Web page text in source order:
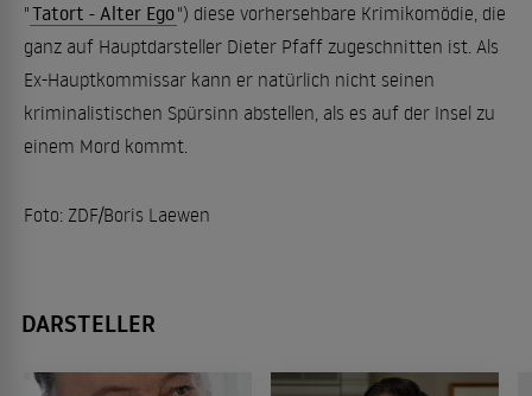
"Tatort - Alter Ego") diese vorhersehbare Krimikomödie, die
ganz auf Hauptdarsteller Dieter Pfaff zugeschnitten ist. Als
Ex-Hauptkommissar kann er natürlich nicht seinen
kriminalistischen Spürsinn abstellen, als es auf der Insel zu
einem Mord kommt.
Foto: ZDF/Boris Laewen
DARSTELLER